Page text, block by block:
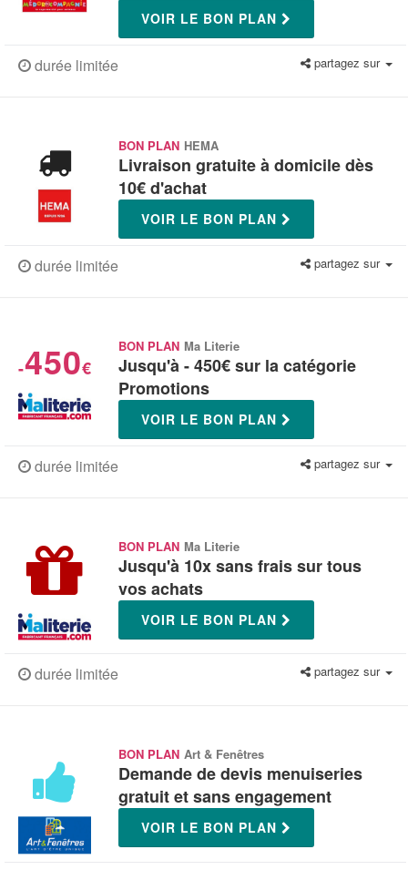
VOIR LE BON PLAN
durée limitée partagez sur
BON PLAN HEMA
Livraison gratuite à domicile dès
10€ d'achat
VOIR LE BON PLAN
durée limitée partagez sur
-450€
BON PLAN Ma Literie
Jusqu'à - 450€ sur la catégorie
Promotions
VOIR LE BON PLAN
durée limitée partagez sur
BON PLAN Ma Literie
Jusqu'à 10x sans frais sur tous
vos achats
VOIR LE BON PLAN
durée limitée partagez sur
BON PLAN Art & Fenêtres
Demande de devis menuiseries
gratuit et sans engagement
VOIR LE BON PLAN